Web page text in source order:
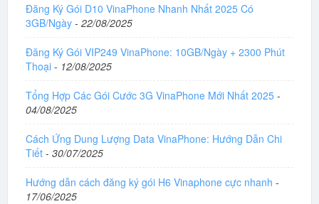
Đăng Ký Gói D10 VinaPhone Nhanh Nhất 2025 Có
3GB/Ngày - 22/08/2025
Đăng Ký Gói VIP249 VinaPhone: 10GB/Ngày + 2300 Phút
Thoại - 12/08/2025
Tổng Hợp Các Gói Cước 3G VinaPhone Mới Nhất 2025 -
04/08/2025
Cách Ứng Dung Lượng Data VinaPhone: Hướng Dẫn Chi
Tiết - 30/07/2025
Hướng dẫn cách đăng ký gói H6 Vinaphone cực nhanh -
17/06/2025